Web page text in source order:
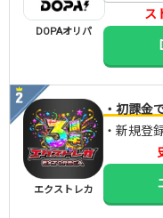
DOPAオリパ
ス
エクストレカ
・初課金
・新規登